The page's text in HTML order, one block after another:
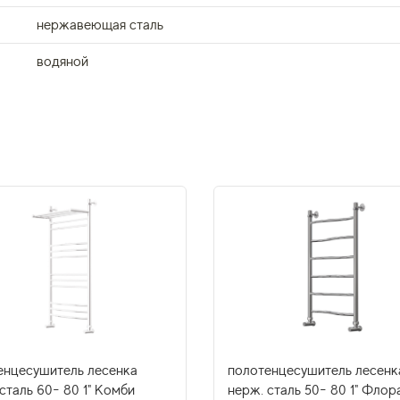
нержавеющая сталь
водяной
лесенка
60- 80 1" Комби
полотенцесушитель
нерж. сталь 50- 80 1"